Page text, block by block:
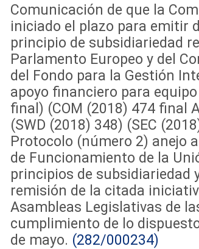
Comunicación de que la
iniciado el plazo para emitir
principio de subsidiariedad
Parlamento Europeo y del
del Fondo para la Gestión
apoyo financiero para
final) (COM (2018) 474 final
(SWD (2018) 348) (SEC
Protocolo (número 2) anejo
de Funcionamiento de la
principios de subsidiariedad
remisión de la citada
Asambleas Legislativas de
cumplimiento de lo
de mayo. (282/000234)